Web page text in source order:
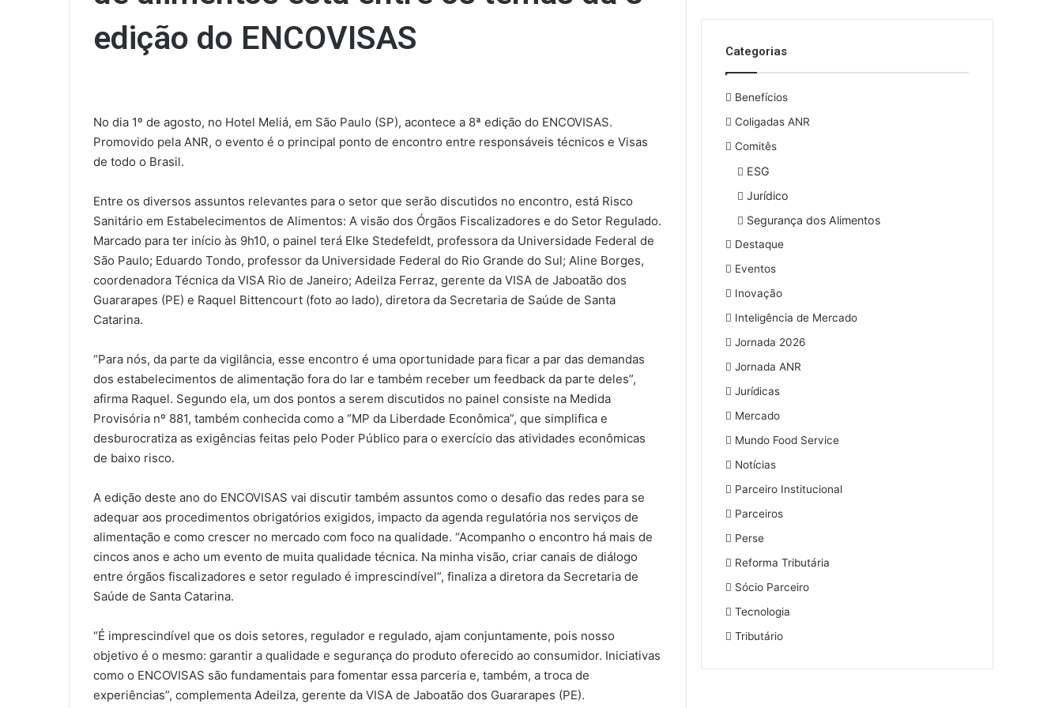
edição do ENCOVISAS
No dia 1º de agosto, no Hotel Meliá, em São Paulo (SP), acontece a 8ª edição do ENCOVISAS.
Promovido pela ANR, o evento é o principal ponto de encontro entre responsáveis técnicos e Visas
de todo o Brasil.
Entre os diversos assuntos relevantes para o setor que serão discutidos no encontro, está Risco
Sanitário em Estabelecimentos de Alimentos: A visão dos Órgãos Fiscalizadores e do Setor Regulado.
Marcado para ter início às 9h10, o painel terá Elke Stedefeldt, professora da Universidade Federal de
São Paulo; Eduardo Tondo, professor da Universidade Federal do Rio Grande do Sul; Aline Borges,
coordenadora Técnica da VISA Rio de Janeiro; Adeilza Ferraz, gerente da VISA de Jaboatão dos
Guararapes (PE) e Raquel Bittencourt (foto ao lado), diretora da Secretaria de Saúde de Santa
Catarina.
“Para nós, da parte da vigilância, esse encontro é uma oportunidade para ficar a par das demandas
dos estabelecimentos de alimentação fora do lar e também receber um feedback da parte deles”,
afirma Raquel. Segundo ela, um dos pontos a serem discutidos no painel consiste na Medida
Provisória nº 881, também conhecida como a “MP da Liberdade Econômica”, que simplifica e
desburocratiza as exigências feitas pelo Poder Público para o exercício das atividades econômicas
de baixo risco.
A edição deste ano do ENCOVISAS vai discutir também assuntos como o desafio das redes para se
adequar aos procedimentos obrigatórios exigidos, impacto da agenda regulatória nos serviços de
alimentação e como crescer no mercado com foco na qualidade. “Acompanho o encontro há mais de
cincos anos e acho um evento de muita qualidade técnica. Na minha visão, criar canais de diálogo
entre órgãos fiscalizadores e setor regulado é imprescindível”, finaliza a diretora da Secretaria de
Saúde de Santa Catarina.
“É imprescindível que os dois setores, regulador e regulado, ajam conjuntamente, pois nosso
objetivo é o mesmo: garantir a qualidade e segurança do produto oferecido ao consumidor. Iniciativas
como o ENCOVISAS são fundamentais para fomentar essa parceria e, também, a troca de
experiências”, complementa Adeilza, gerente da VISA de Jaboatão dos Guararapes (PE).
s
u
e
d
e
e
a
i
Categorias
Benefícios
Coligadas ANR
Comitês
ESG
Jurídico
Segurança dos Alimentos
Destaque
Eventos
Inovação
Inteligência de Mercado
Jornada 2026
Jornada ANR
Jurídicas
Mercado
Mundo Food Service
Notícias
Parceiro Institucional
Parceiros
Perse
Reforma Tributária
Sócio Parceiro
Tecnologia
Tributário